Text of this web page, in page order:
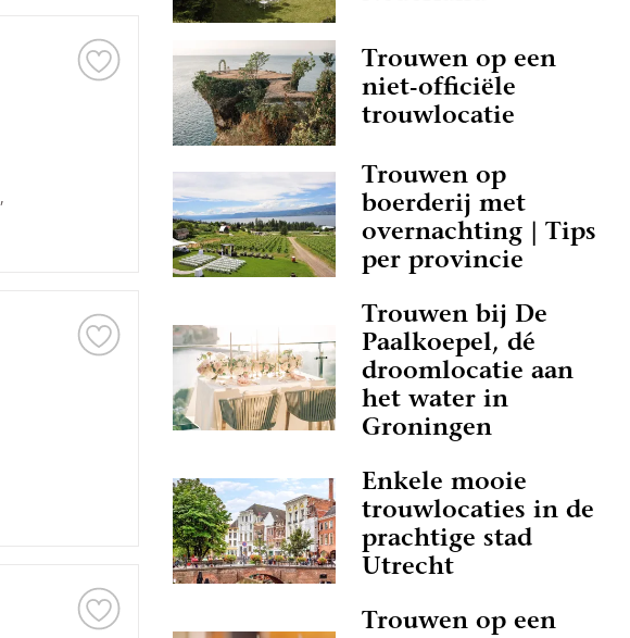
,
Trouwen op een
niet-officiële
trouwlocatie
Trouwen op
boerderij met
overnachting | Tips
per provincie
Trouwen bij De
Paalkoepel, dé
droomlocatie aan
het water in
Groningen
Enkele mooie
trouwlocaties in de
prachtige stad
Utrecht
Trouwen op een